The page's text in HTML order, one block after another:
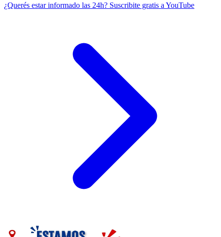
¿Querés estar informado las 24h? Suscribite gratis a YouTube